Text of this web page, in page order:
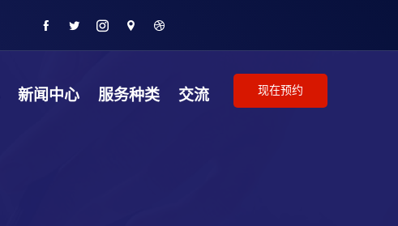
新闻中心 服务种类 交流 现在预约